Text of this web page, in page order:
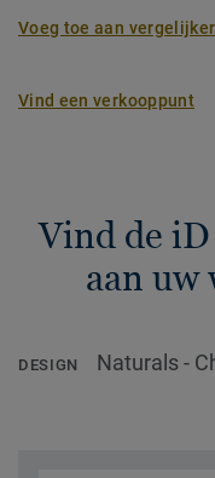
Voeg toe aan vergelijker
Vind een verkooppunt
Vind de
aan uw
DESIGN Naturals -